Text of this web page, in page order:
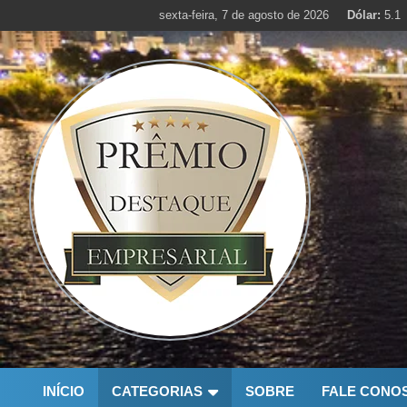
to
content
sexta-feira, 7 de agosto de 2026 Dólar: 5.1
INÍCIO CATEGORIAS SOBRE FALE